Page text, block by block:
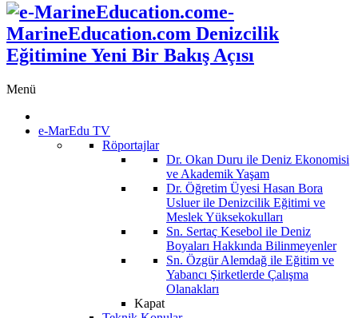
e-
MarineEducation.com Denizcilik
Eğitimine Yeni Bir Bakış Açısı
Menü
e-MarEdu TV
Röportajlar
Dr. Okan Duru ile Deniz Ekonomisi
ve Akademik Yaşam
Dr. Öğretim Üyesi Hasan Bora
Usluer ile Denizcilik Eğitimi ve
Meslek Yüksekokulları
Sn. Sertaç Kesebol ile Deniz
Boyaları Hakkında Bilinmeyenler
Sn. Özgür Alemdağ ile Eğitim ve
Yabancı Şirketlerde Çalışma
Olanakları
Kapat